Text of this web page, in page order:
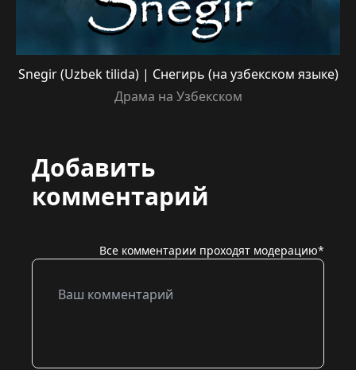
Snegir (Uzbek tilida) | Снегирь (на узбекском языке)
Драма на Узбекском
Добавить
комментарий
Все комментарии проходят модерацию*